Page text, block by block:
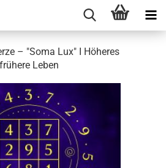
– "Soma Lux" I Höheres
Leben